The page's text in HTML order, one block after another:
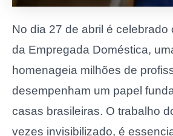
No dia 27 de abril é celebrado
da Empregada Doméstica,
homenageia milhões de
desempenham um papel
casas brasileiras. O trabalho
vezes invisibilizado, é